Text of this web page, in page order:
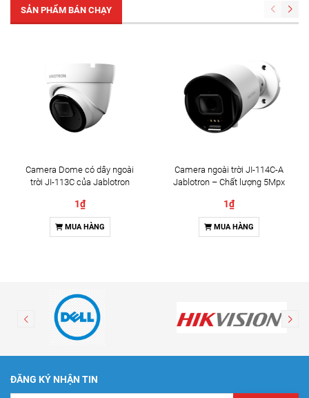
SẢN PHẨM BÁN CHẠY
Camera Dome có dây ngoài
trời JI-113C của Jablotron
1₫
MUA HÀNG
Camera ngoài trời JI-114C-A
Jablotron – Chất lượng 5Mpx
1₫
MUA HÀNG
ĐĂNG KÝ NHẬN TIN